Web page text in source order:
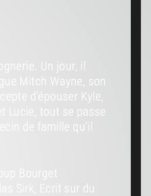
Un jour, il
Mitch Wayne, son
d’épouser Kyle,
Lucie, tout se passe
de famille qu’il
Bourget
Sirk, Ecrit sur du